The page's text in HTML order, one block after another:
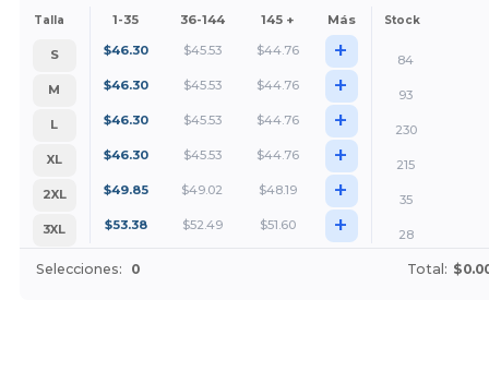
Talla 1-35 36-144 145 + Más Stock
S $46.30 $45.53 $44.76 +
84
M
$46.30 $45.53 $44.76 +
93
L
$46.30 $45.53 $44.76 +
230
XL
$46.30 $45.53 $44.76 +
215
2XL
$49.85 $49.02 $48.19 +
35
3XL
$53.38 $52.49 $51.60 + 28
Selecciones: 0 Total: